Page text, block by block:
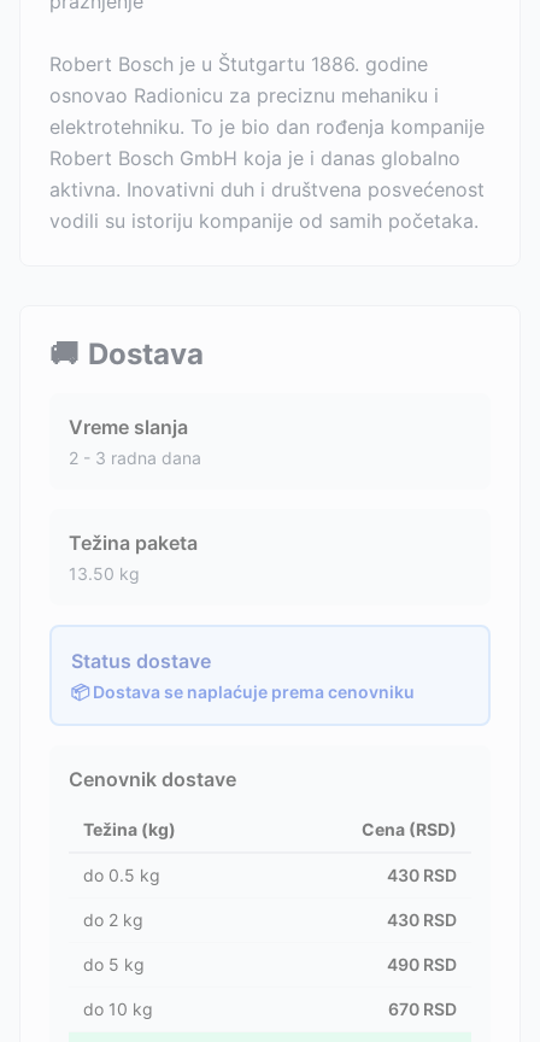
Robert Bosch je u Štutgartu 1886. godine
osnovao Radionicu za preciznu mehaniku i
elektrotehniku. To je bio dan rođenja kompanije
Robert Bosch GmbH koja je i danas globalno
aktivna. Inovativni duh i društvena posvećenost
vodili su istoriju kompanije od samih početaka.
🚚 Dostava
Vreme slanja
2 - 3 radna dana
Težina paketa
13.50 kg
Status dostave
📦 Dostava se naplaćuje prema cenovniku
Cenovnik dostave
Težina (kg) Cena (RSD)
do 0.5 kg 430 RSD
do 2 kg 430 RSD
do 5 kg 490 RSD
do 10 kg 670 RSD